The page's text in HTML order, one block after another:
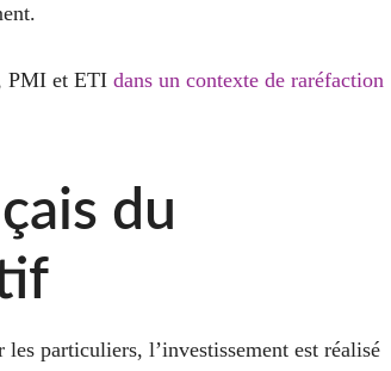
PMI et ETI dans un contexte de raréfaction
du
particuliers, l’investissement est réalisé